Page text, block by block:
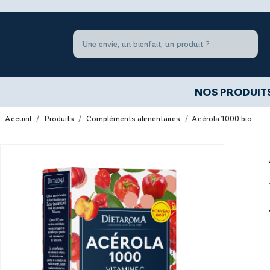
NOS
Accueil Produits Compléments alimentaires Acérola 1000 bio